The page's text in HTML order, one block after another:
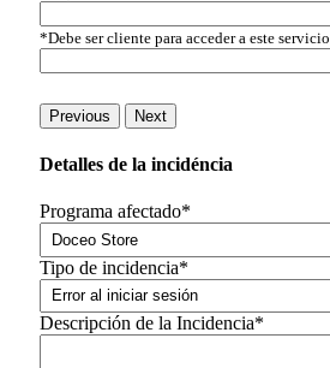
*Debe ser cliente para acceder a este servicio.
Previous Next
Detalles de la incidéncia
Programa afectado*
Tipo de incidencia*
Descripción de la Incidencia*